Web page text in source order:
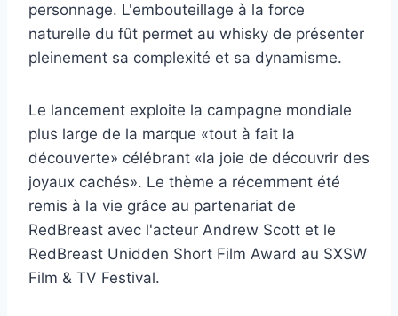
personnage. L'embouteillage à la force
naturelle du fût permet au whisky de présenter
pleinement sa complexité et sa dynamisme.
Le lancement exploite la campagne mondiale
plus large de la marque «tout à fait la
découverte» célébrant «la joie de découvrir des
joyaux cachés». Le thème a récemment été
remis à la vie grâce au partenariat de
RedBreast avec l'acteur Andrew Scott et le
RedBreast Unidden Short Film Award au SXSW
Film & TV Festival.